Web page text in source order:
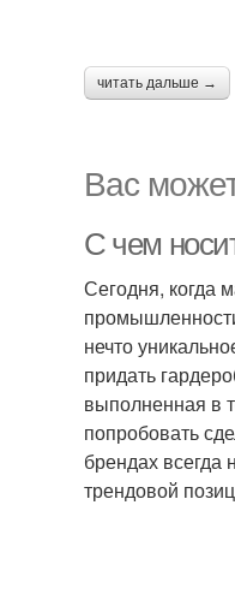
читать дальше →
Вас
С чем
Сегодня, когда
нечто
придать
выполненная в
попробовать
брендах
трендовой